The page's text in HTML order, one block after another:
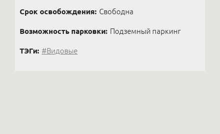
Срок освобождения: Свободна
Возможность парковки: Подземный паркинг
ТЭГи: #Видовые